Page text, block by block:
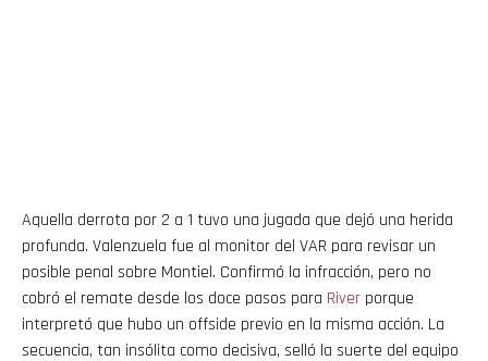
Aquella derrota por 2 a 1 tuvo una jugada que dejó una herida
profunda. Valenzuela fue al monitor del VAR para revisar un
posible penal sobre Montiel. Confirmó la infracción, pero no
cobró el remate desde los doce pasos para River porque
interpretó que hubo un offside previo en la misma acción. La
secuencia, tan insólita como decisiva, selló la suerte del equipo